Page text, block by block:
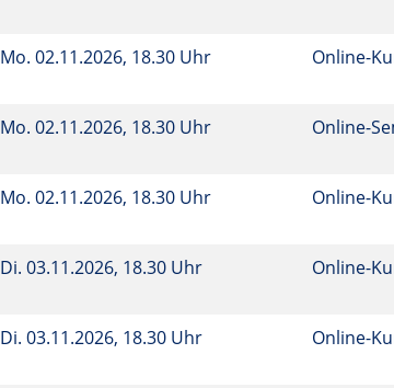
Mo. 02.11.2026, 18.30 Uhr Online-
Mo. 02.11.2026, 18.30 Uhr Online-
Mo. 02.11.2026, 18.30 Uhr Online-
Di. 03.11.2026, 18.30 Uhr Online-
Di. 03.11.2026, 18.30 Uhr Online-